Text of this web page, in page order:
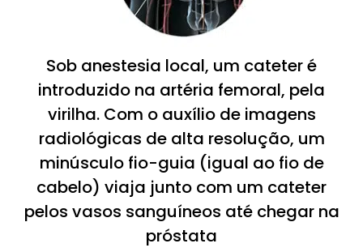
Sob anestesia local, um cateter é
introduzido na artéria femoral, pela
virilha. Com o auxílio de imagens
radiológicas de alta resolução, um
minúsculo fio-guia (igual ao fio de
cabelo) viaja junto com um cateter
pelos vasos sanguíneos até chegar na
próstata